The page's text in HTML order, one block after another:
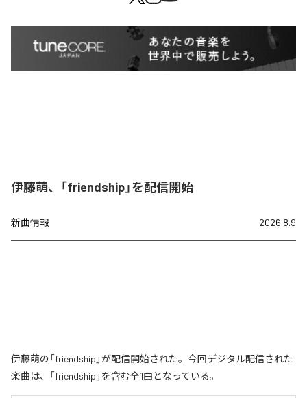
伊藤萌、「friendship」を配信開始
新曲情報 2026.8.9
伊藤萌の「friendship」が配信開始された。今回デジタル配信された
楽曲は、「friendship」を含む全1曲となっている。